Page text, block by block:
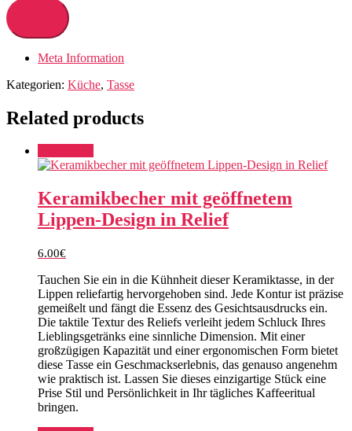
Meta Information
Kategorien: Küche, Tasse
Related products
Keramikbecher mit geöffnetem
Lippen-Design in Relief
6.00€
Tauchen Sie ein in die Kühnheit dieser Keramiktasse, in der
Lippen reliefartig hervorgehoben sind. Jede Kontur ist präzise
gemeißelt und fängt die Essenz des Gesichtsausdrucks ein.
Die taktile Textur des Reliefs verleiht jedem Schluck Ihres
Lieblingsgetränks eine sinnliche Dimension. Mit einer
großzügigen Kapazität und einer ergonomischen Form bietet
diese Tasse ein Geschmackserlebnis, das genauso angenehm
wie praktisch ist. Lassen Sie dieses einzigartige Stück eine
Prise Stil und Persönlichkeit in Ihr tägliches Kaffeeritual
bringen.